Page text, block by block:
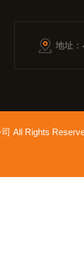
地址
司 All Rights